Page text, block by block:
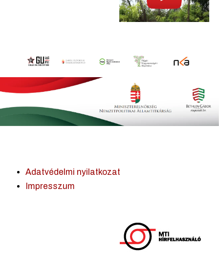
Adatvédelmi nyilatkozat
Impresszum